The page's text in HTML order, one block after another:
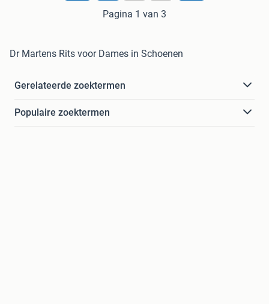
Pagina 1 van 3
Dr Martens Rits voor Dames in Schoenen
Gerelateerde zoektermen
Populaire zoektermen